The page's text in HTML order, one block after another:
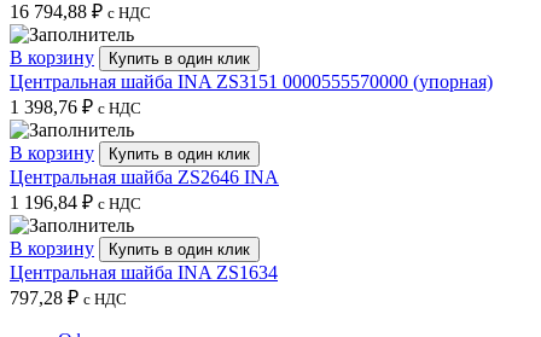
16 794,88 ₽ с НДС
В корзину Купить в один клик
Центральная шайба INA ZS3151 0000555570000 (упорная)
1 398,76 ₽ с НДС
В корзину Купить в один клик
Центральная шайба ZS2646 INA
1 196,84 ₽ с НДС
В корзину Купить в один клик
Центральная шайба INA ZS1634
797,28 ₽ с НДС